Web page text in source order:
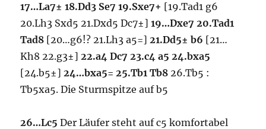
17…La7± 18.Dd3 Se7 19.Sxe7+ [19.Tad1 g6
20.Lh3 Sxd5 21.Dxd5 Dc7±]19…Dxe7 20.Tad1
Tad8 [20…g6!? 21.Lh3 a5=]21.Dd5± b6 [21…
Kh8 22.g3±]22.a4 Dc7 23.c4 a5 24.bxa5
[24.b5±]24…bxa5= 25.Tb1 Tb826.Tb5 :
Tb5xa5. Die Sturmspitze auf b5
26…Lc5Der Läufer steht auf c5 komfortabel